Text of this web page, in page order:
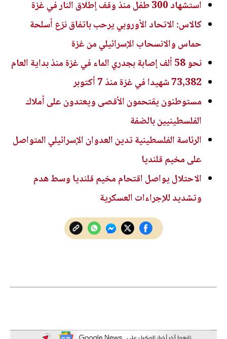
استشهاد 300 طفل منذ وقف إطلاق النار في غزة
كالاس: الاتحاد الأوروبي يرحب باتفاق نزع أسلحة
حماس والانسحاب الإسرائيلي من غزة
نحو 58 ألف إصابة بجدري الماء في غزة منذ بداية العام
73,382 شهيدا في غزة منذ 7 أكتوبر
مستوطنون يقتحمون الأقصى ويعتدون على أملاك
الفلسطينيين بالضفة
الرئاسة الفلسطينية تدين العدوان الإسرائيلي المتواصل
على مخيم قلنديا
الاحتلال يواصل اقتحام مخيم قلنديا وسط هدم
وتشديد للإجراءات العسكرية